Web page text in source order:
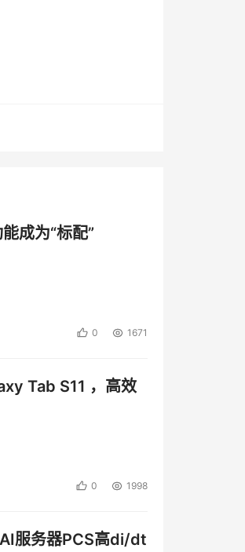
）将于
间接采购的破局之道。
成为“标配”
0 1671
Tab S11 ，高效
0 1998
服务器PCS高di/dt